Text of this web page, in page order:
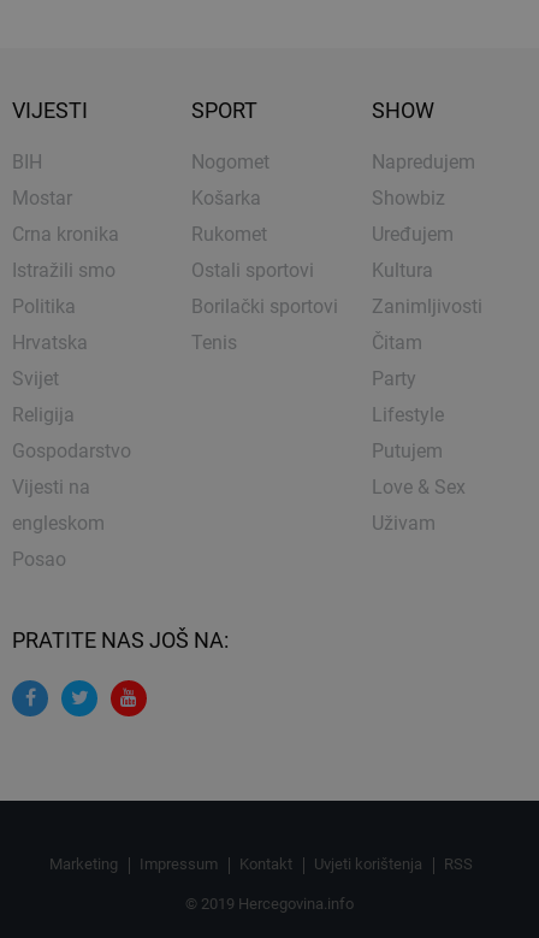
VIJESTI
BIH
Mostar
Crna kronika
Istražili smo
Politika
Hrvatska
Svijet
Religija
Gospodarstvo
Vijesti na
engleskom
Posao
SPORT
Nogomet
Košarka
Rukomet
Ostali sportovi
Borilački sportovi
Tenis
SHOW
Napredujem
Showbiz
Uređujem
Kultura
Zanimljivosti
Čitam
Party
Lifestyle
Putujem
Love & Sex
Uživam
PRATITE NAS JOŠ NA:
Marketing Impressum Kontakt Uvjeti korištenja RSS
© 2019 Hercegovina.info